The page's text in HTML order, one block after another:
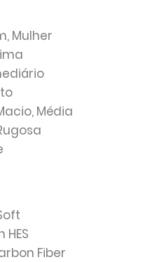
Mulher
Média
HES
Fiber